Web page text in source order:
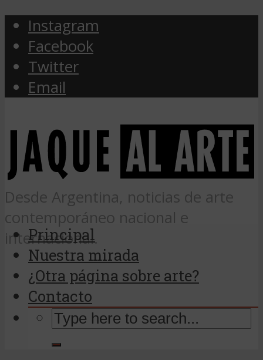
Instagram
Facebook
Twitter
Email
Desde Argentina, noticias de arte
contemporáneo nacional e
internacional.
Principal
Nuestra mirada
¿Otra página sobre arte?
Contacto